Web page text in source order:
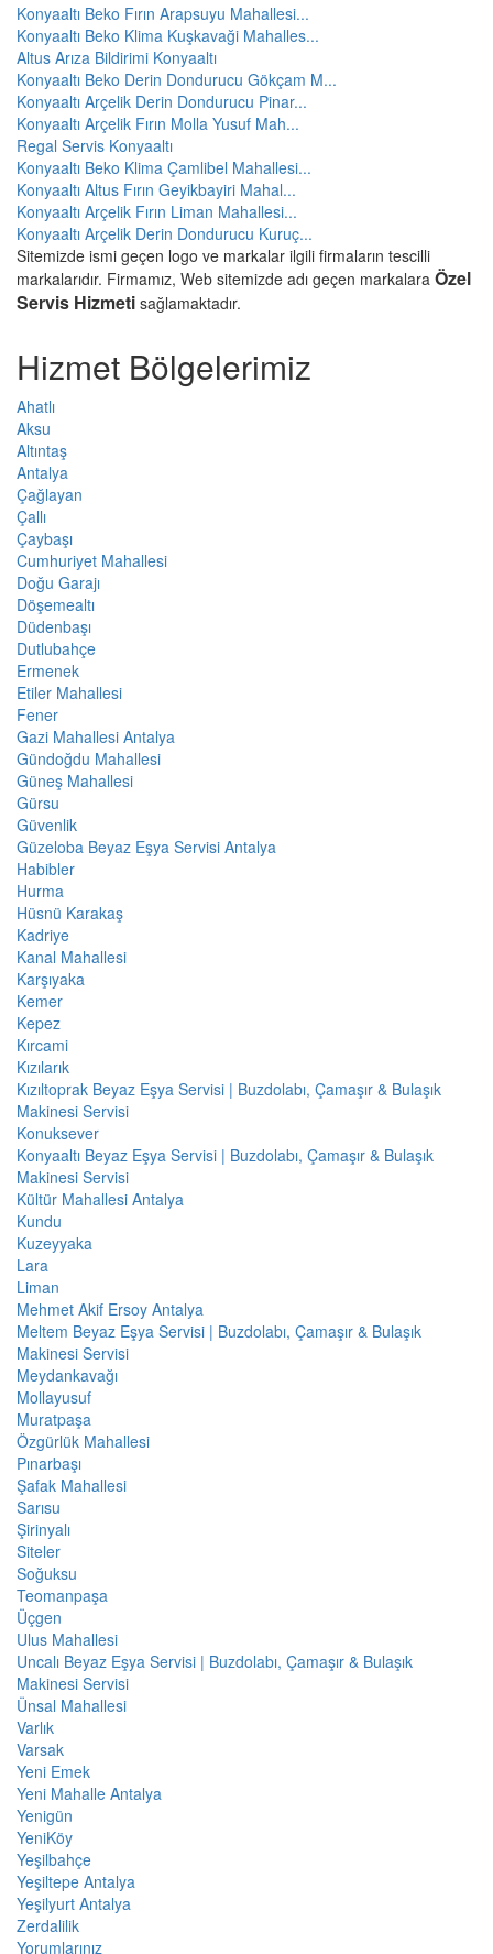
Konyaaltı Beko Fırın Arapsuyu Mahallesi...
Konyaaltı Beko Klima Kuşkavaği Mahalles...
Altus Arıza Bildirimi Konyaaltı
Konyaaltı Beko Derin Dondurucu Gökçam M...
Konyaaltı Arçelik Derin Dondurucu Pinar...
Konyaaltı Arçelik Fırın Molla Yusuf Mah...
Regal Servis Konyaaltı
Konyaaltı Beko Klima Çamlibel Mahallesi...
Konyaaltı Altus Fırın Geyikbayiri Mahal...
Konyaaltı Arçelik Fırın Liman Mahallesi...
Konyaaltı Arçelik Derin Dondurucu Kuruç...
Sitemizde ismi geçen logo ve markalar ilgili firmaların tescilli
markalarıdır. Firmamız, Web sitemizde adı geçen markalara Özel
Servis Hizmeti sağlamaktadır.
Hizmet Bölgelerimiz
Ahatlı
Aksu
Altıntaş
Antalya
Çağlayan
Çallı
Çaybaşı
Cumhuriyet Mahallesi
Doğu Garajı
Döşemealtı
Düdenbaşı
Dutlubahçe
Ermenek
Etiler Mahallesi
Fener
Gazi Mahallesi Antalya
Gündoğdu Mahallesi
Güneş Mahallesi
Gürsu
Güvenlik
Güzeloba Beyaz Eşya Servisi Antalya
Habibler
Hurma
Hüsnü Karakaş
Kadriye
Kanal Mahallesi
Karşıyaka
Kemer
Kepez
Kırcami
Kızılarık
Kızıltoprak Beyaz Eşya Servisi | Buzdolabı, Çamaşır & Bulaşık
Makinesi Servisi
Konuksever
Konyaaltı Beyaz Eşya Servisi | Buzdolabı, Çamaşır & Bulaşık
Makinesi Servisi
Kültür Mahallesi Antalya
Kundu
Kuzeyyaka
Lara
Liman
Mehmet Akif Ersoy Antalya
Meltem Beyaz Eşya Servisi | Buzdolabı, Çamaşır & Bulaşık
Makinesi Servisi
Meydankavağı
Mollayusuf
Muratpaşa
Özgürlük Mahallesi
Pınarbaşı
Şafak Mahallesi
Sarısu
Şirinyalı
Siteler
Soğuksu
Teomanpaşa
Üçgen
Ulus Mahallesi
Uncalı Beyaz Eşya Servisi | Buzdolabı, Çamaşır & Bulaşık
Makinesi Servisi
Ünsal Mahallesi
Varlık
Varsak
Yeni Emek
Yeni Mahalle Antalya
Yenigün
YeniKöy
Yeşilbahçe
Yeşiltepe Antalya
Yeşilyurt Antalya
Zerdalilik
Yorumlarınız